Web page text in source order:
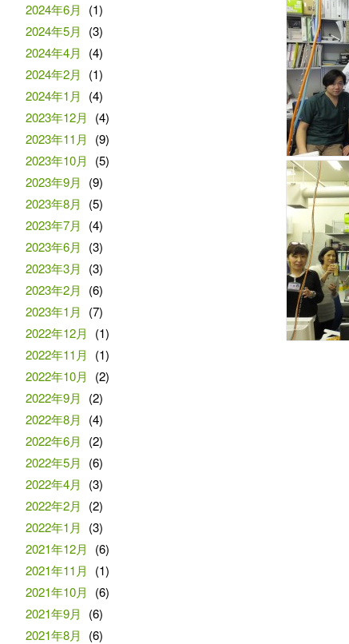
2024年6月
(1)
2024年5月
(3)
2024年4月
(4)
2024年2月
(1)
2024年1月
(4)
2023年12月
(4)
2023年11月
(9)
2023年10月
(5)
2023年9月
(9)
2023年8月
(5)
2023年7月
(4)
2023年6月
(3)
2023年3月
(3)
2023年2月
(6)
2023年1月
(7)
2022年12月
(1)
2022年11月
(1)
2022年10月
(2)
2022年9月
(2)
2022年8月
(4)
2022年6月
(2)
2022年5月
(6)
2022年4月
(3)
2022年2月
(2)
2022年1月
(3)
2021年12月
(6)
2021年11月
(1)
2021年10月
(6)
2021年9月
(6)
2021年8月
(6)